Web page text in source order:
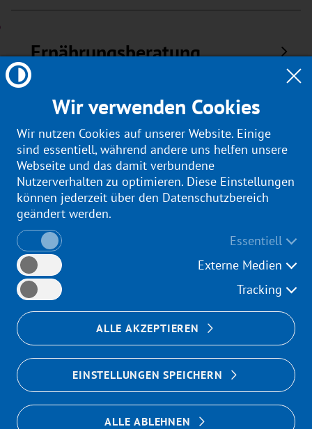
Ernährungsberatung
Ärztliche Bereitschaftspraxis
(KV Sachsen)
KatRetter: Dein Alarm. Dein
Einsatz. Unsere Sicherheit.
Leistungen
Patientenfürsprecher
Wir verwenden Cookies
Wir nutzen Cookies auf unserer Website. Einige
sind essentiell, während andere uns helfen unsere
Webseite und das damit verbundene
Nutzerverhalten zu optimieren. Diese Einstellungen
können jederzeit über den Datenschutzbereich
geändert werden.
Essentiell
Externe Medien
Tracking
ALLE AKZEPTIEREN
EINSTELLUNGEN SPEICHERN
ALLE ABLEHNEN